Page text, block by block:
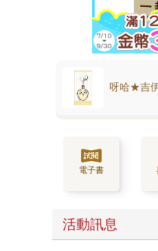
呀哈★吉
電子書
活動訊息